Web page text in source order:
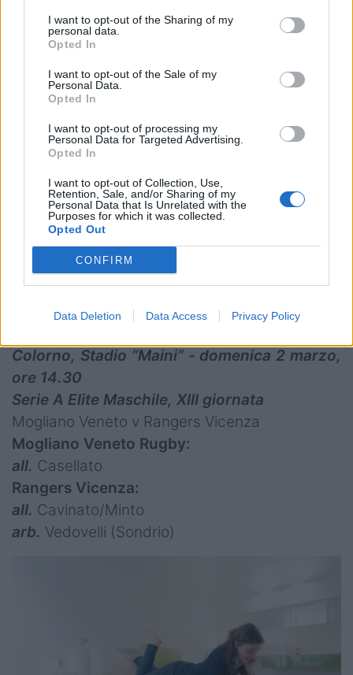
I want to opt-out of the Sharing of my
personal data.
Opted In
I want to opt-out of the Sale of my
Personal Data.
Opted In
I want to opt-out of processing my
Personal Data for Targeted Advertising.
Opted In
I want to opt-out of Collection, Use,
Retention, Sale, and/or Sharing of my
Personal Data that Is Unrelated with the
Purposes for which it was collected.
Opted Out
CONFIRM
Data Deletion Data Access Privacy Policy
Russo (Treviso)
In aggiornamento…
Colorno, Stadio “Maini” - domenica 2 marzo,
Serie A Elite Maschile, XIII giornata
HBS Colorno v Petrarca Rugby
HBS Colorno:
Garcia
Petrarca Rugby:
Angelucci (Livorno)
Colorno, Stadio “Maini” - domenica 2 marzo,
ore 14.30
Serie A Elite Maschile, XIII giornata
Mogliano Veneto v Rangers Vicenza
Mogliano Veneto Rugby:
all. Casellato
Rangers Vicenza:
all. Cavinato/Minto
arb. Vedovelli (Sondrio)